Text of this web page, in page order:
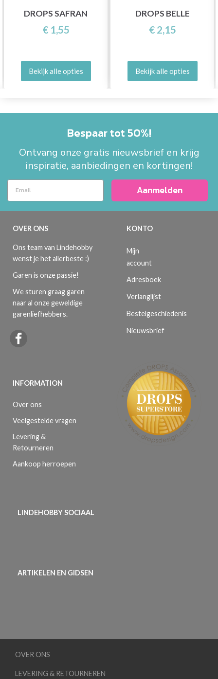
DROPS SAFRAN
€ 1,55
Bekijk alle opties
DROPS BELLE
€ 2,15
Bekijk alle opties
Bespaar tot 50%!
Ontvang onze gratis nieuwsbrief en krijg
inspiratie, aanbiedingen en kortingen!
Aanmelden
OVER ONS
Ons team van Lindehobby
wenst je het allerbeste :)
Garen is onze passie!
We sturen graag garen
naar al onze geweldige
garenliefhebbers.
INFORMATION
Over ons
Veelgestelde vragen
Levering &
Retourneren
Aankoop herroepen
KONTO
Mijn
account
Adresboek
Verlanglijst
Bestelgeschiedenis
Nieuwsbrief
LINDEHOBBY SOCIAAL
ARTIKELEN EN GIDSEN
OVER ONS
LEVERING & RETOURNEREN